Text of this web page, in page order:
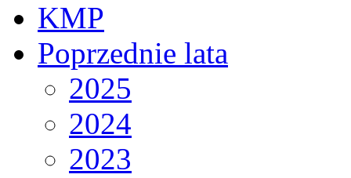
KMP
Poprzednie lata
2025
2024
2023